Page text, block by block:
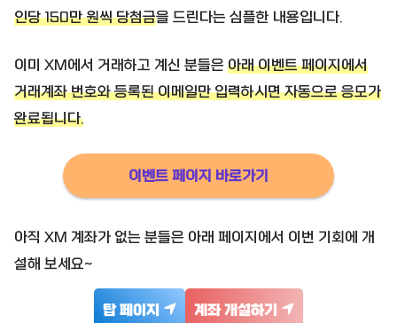
인당 150만 원씩 당첨금을 드린다는 심플한 내용입니다.
이미 XM에서 거래하고 계신 분들은 아래 이벤트 페이지에서
거래계좌 번호와 등록된 이메일만 입력하시면 자동으로 응모가
완료됩니다.
이벤트 페이지 바로가기
아직 XM 계좌가 없는 분들은 아래 페이지에서 이번 기회에 개
설해 보세요~
탑 페이지 계좌 개설하기